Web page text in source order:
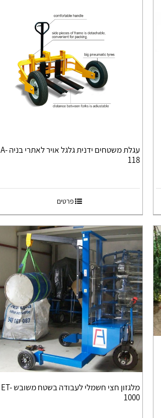
עגלת משטחים ידנית גלגל אויר לאתרי בניה A-
118
פרטים
מלגזון חצי חשמלי לעבודה בשטח משובש ET-
1000